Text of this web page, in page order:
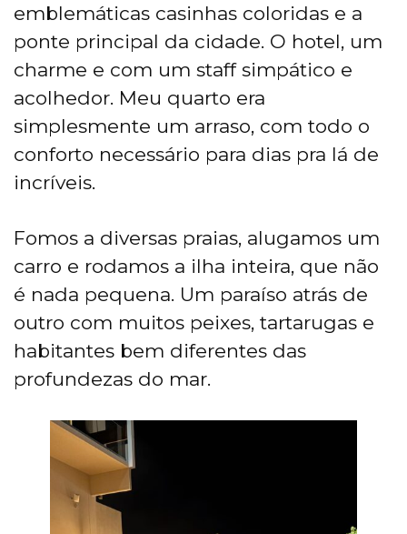
emblemáticas casinhas coloridas e a
ponte principal da cidade. O hotel, um
charme e com um staff simpático e
acolhedor. Meu quarto era
simplesmente um arraso, com todo o
conforto necessário para dias pra lá de
incríveis.
Fomos a diversas praias, alugamos um
carro e rodamos a ilha inteira, que não
é nada pequena. Um paraíso atrás de
outro com muitos peixes, tartarugas e
habitantes bem diferentes das
profundezas do mar.